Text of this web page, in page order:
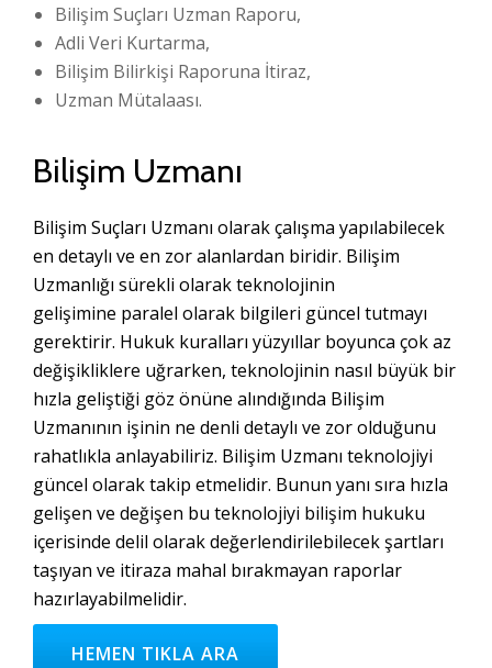
Bilişim Suçları Uzman Raporu,
Adli Veri Kurtarma,
Bilişim Bilirkişi Raporuna İtiraz,
Uzman Mütalaası.
Bilişim Uzmanı
Bilişim Suçları Uzmanı olarak çalışma yapılabilecek
en detaylı ve en zor alanlardan biridir. Bilişim
Uzmanlığı sürekli olarak teknolojinin
gelişimine paralel olarak bilgileri güncel tutmayı
gerektirir. Hukuk kuralları yüzyıllar boyunca çok az
değişikliklere uğrarken, teknolojinin nasıl büyük bir
hızla geliştiği göz önüne alındığında Bilişim
Uzmanının işinin ne denli detaylı ve zor olduğunu
rahatlıkla anlayabiliriz. Bilişim Uzmanı teknolojiyi
güncel olarak takip etmelidir. Bunun yanı sıra hızla
gelişen ve değişen bu teknolojiyi bilişim hukuku
içerisinde delil olarak değerlendirilebilecek şartları
taşıyan ve itiraza mahal bırakmayan raporlar
hazırlayabilmelidir.
HEMEN TIKLA ARA